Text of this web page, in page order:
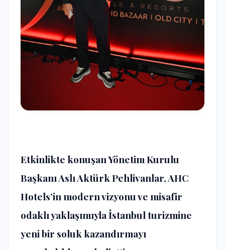
Etkinlikte konuşan Yönetim Kurulu
Başkanı Aslı Aktürk Pehlivanlar, AHC
Hotels’in modern vizyonu ve misafir
odaklı yaklaşımıyla İstanbul turizmine
yeni bir soluk kazandırmayı